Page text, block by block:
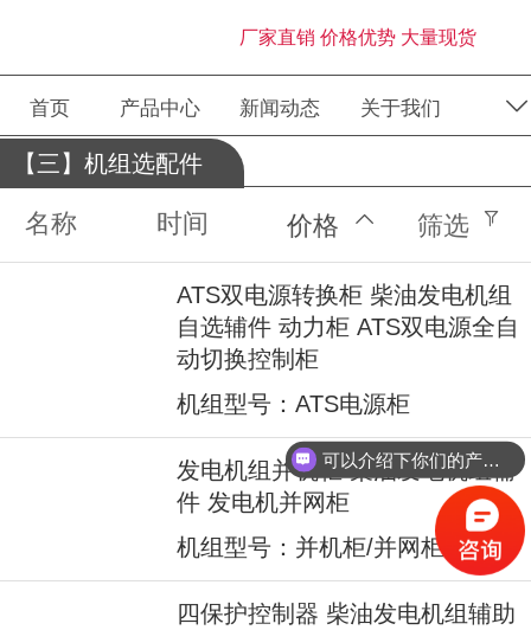
厂家直销 价格优势 大量现货
首页 产品中心 新闻动态 关于我们
【三】机组选配件
名称 时间 价格 筛选
ATS双电源转换柜 柴油发电机组
自选辅件 动力柜 ATS双电源全自
动切换控制柜
机组型号：ATS电源柜
发电机组并机柜 柴油发电机组辅
件 发电机并网柜
机组型号：并机柜/并网柜
四保护控制器 柴油发电机组辅助
可以介绍下你们的产品么？